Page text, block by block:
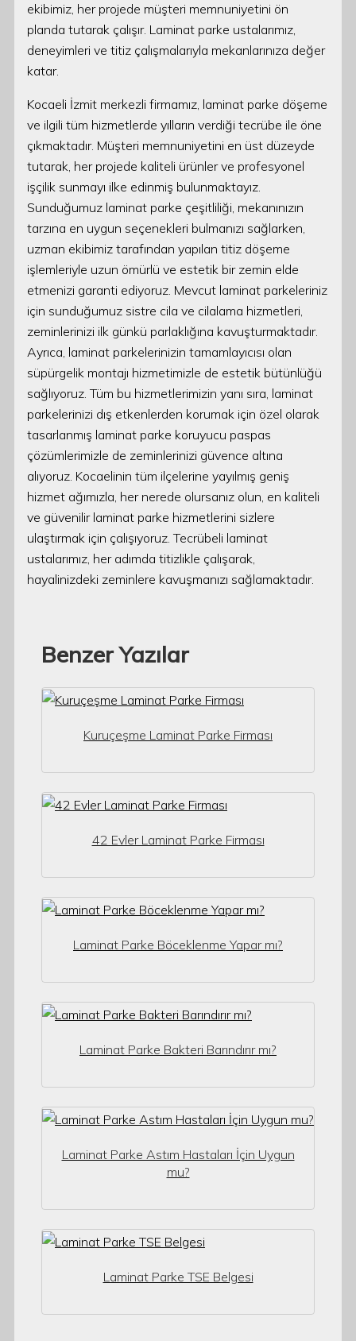
ekibimiz, her projede müşteri memnuniyetini ön
planda tutarak çalışır. Laminat parke ustalarımız,
deneyimleri ve titiz çalışmalarıyla mekanlarınıza değer
katar.
Kocaeli İzmit merkezli firmamız, laminat parke döşeme
ve ilgili tüm hizmetlerde yılların verdiği tecrübe ile öne
çıkmaktadır. Müşteri memnuniyetini en üst düzeyde
tutarak, her projede kaliteli ürünler ve profesyonel
işçilik sunmayı ilke edinmiş bulunmaktayız.
Sunduğumuz laminat parke çeşitliliği, mekanınızın
tarzına en uygun seçenekleri bulmanızı sağlarken,
uzman ekibimiz tarafından yapılan titiz döşeme
işlemleriyle uzun ömürlü ve estetik bir zemin elde
etmenizi garanti ediyoruz. Mevcut laminat parkeleriniz
için sunduğumuz sistre cila ve cilalama hizmetleri,
zeminlerinizi ilk günkü parlaklığına kavuşturmaktadır.
Ayrıca, laminat parkelerinizin tamamlayıcısı olan
süpürgelik montajı hizmetimizle de estetik bütünlüğü
sağlıyoruz. Tüm bu hizmetlerimizin yanı sıra, laminat
parkelerinizi dış etkenlerden korumak için özel olarak
tasarlanmış laminat parke koruyucu paspas
çözümlerimizle de zeminlerinizi güvence altına
alıyoruz. Kocaelinin tüm ilçelerine yayılmış geniş
hizmet ağımızla, her nerede olursanız olun, en kaliteli
ve güvenilir laminat parke hizmetlerini sizlere
ulaştırmak için çalışıyoruz. Tecrübeli laminat
ustalarımız, her adımda titizlikle çalışarak,
hayalinizdeki zeminlere kavuşmanızı sağlamaktadır.
Benzer Yazılar
Kuruçeşme Laminat Parke Firması
42 Evler Laminat Parke Firması
Laminat Parke Böceklenme Yapar mı?
Laminat Parke Bakteri Barındırır mı?
Laminat Parke Astım Hastaları İçin Uygun
mu?
Laminat Parke TSE Belgesi